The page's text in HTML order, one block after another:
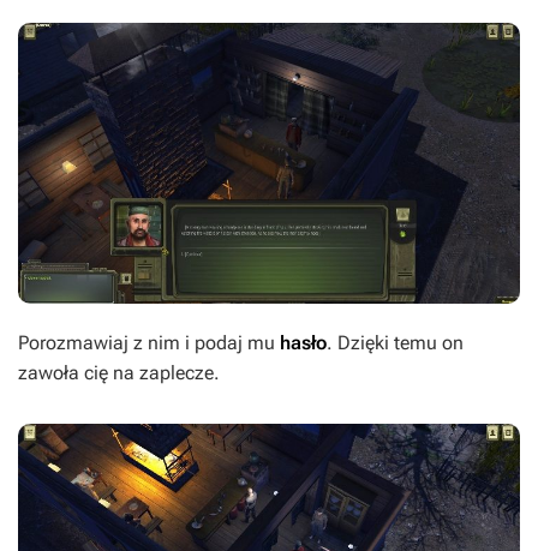
Porozmawiaj z nim i podaj mu hasło. Dzięki temu on
zawoła cię na zaplecze.